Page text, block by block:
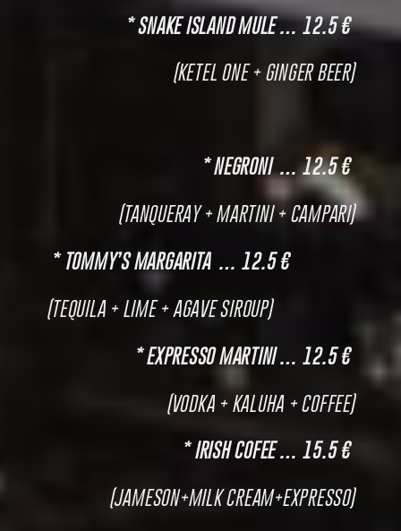
* SNAKE ISLAND MULE … 12.5 €
(KETEL ONE + GINGER BEER)
* NEGRONI … 12.5 €
(TANQUERAY + MARTINI + CAMPARI)
* TOMMY’S MARGARITA … 12.5 €
(TEQUILA + LIME + AGAVE SIROUP)
* EXPRESSO MARTINI … 12.5 €
(VODKA + KALUHA + COFFEE)
* IRISH COFEE … 15.5 €
(JAMESON+MILK CREAM+EXPRESSO)